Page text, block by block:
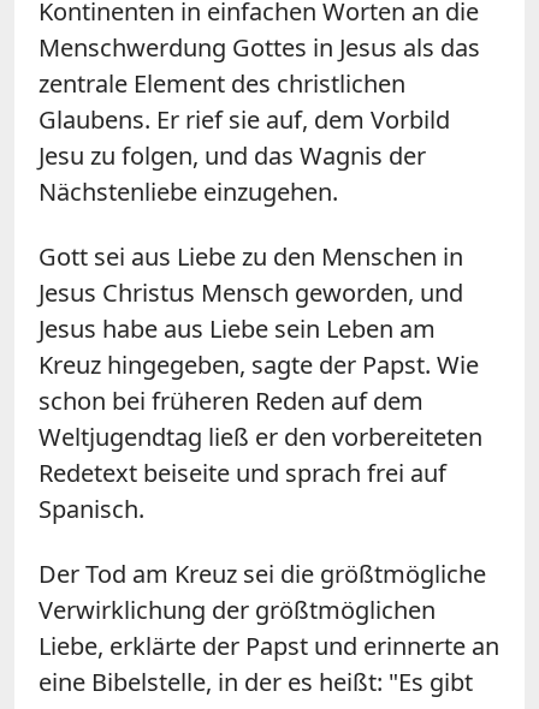
Kontinenten in einfachen Worten an die
Menschwerdung Gottes in Jesus als das
zentrale Element des christlichen
Glaubens. Er rief sie auf, dem Vorbild
Jesu zu folgen, und das Wagnis der
Nächstenliebe einzugehen.
Gott sei aus Liebe zu den Menschen in
Jesus Christus Mensch geworden, und
Jesus habe aus Liebe sein Leben am
Kreuz hingegeben, sagte der Papst. Wie
schon bei früheren Reden auf dem
Weltjugendtag ließ er den vorbereiteten
Redetext beiseite und sprach frei auf
Spanisch.
Der Tod am Kreuz sei die größtmögliche
Verwirklichung der größtmöglichen
Liebe, erklärte der Papst und erinnerte an
eine Bibelstelle, in der es heißt: "Es gibt